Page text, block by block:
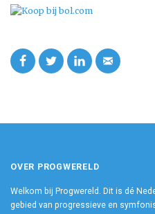
OVER PROGWERELD
Welkom bij Progwereld. Dit is dé
gebied van progressieve en